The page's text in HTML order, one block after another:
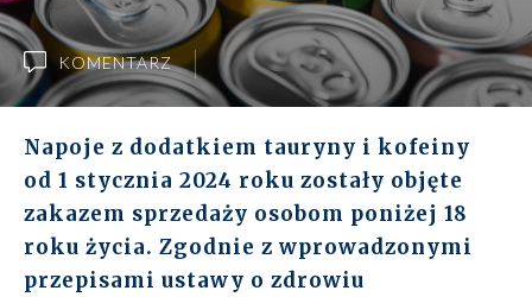
ESG
Broker ubezpieczeniowy
Prawo karne dla biznesu
Rozwiązania
Zespół
KOMENTARZ
Napoje z dodatkiem tauryny i kofeiny
od 1 stycznia 2024 roku zostały objęte
zakazem sprzedaży osobom poniżej 18
roku życia. Zgodnie z wprowadzonymi
przepisami ustawy o zdrowiu